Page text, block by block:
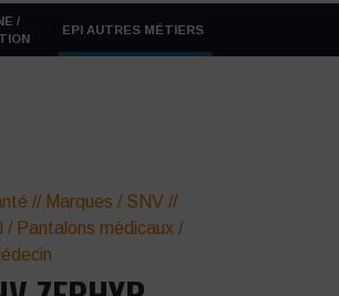
/
EPI AUTRES MÉTIERS
// Marques / SNV //
/ Pantalons médicaux /